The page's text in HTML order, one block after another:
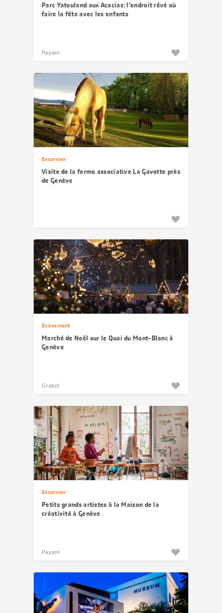
Parc Yatouland aux Acacias: l’endroit rêvé où
faire la fête avec les enfants
Payant
Excursion
Visite de la ferme associative La Gavotte près
de Genève
Évènement
Marché de Noël sur le Quai du Mont-Blanc à
Genève
Gratuit
Excursion
Petits grands artistes à la Maison de la
créativité à Genève
Payant